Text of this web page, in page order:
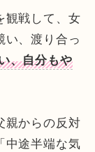
観戦して、女
い、渡り合っ
、自分もや
親からの反対
中途半端な気